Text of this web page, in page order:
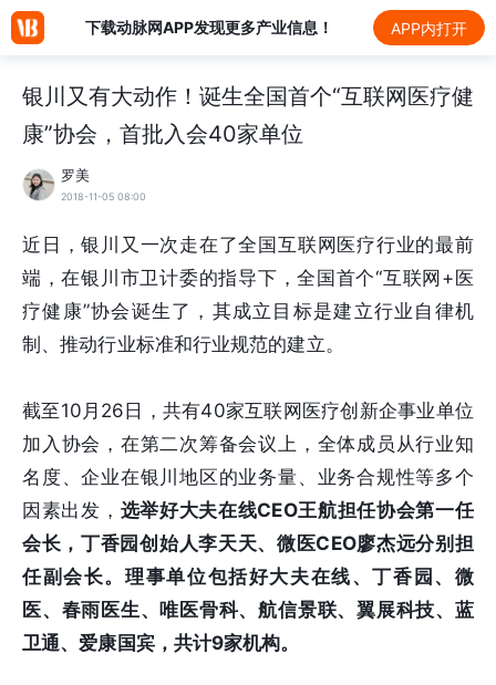
下载动脉网APP发现更多产业信息！ APP内打开
银川又有大动作！诞生全国首个“互联网医疗健
康”协会，首批入会40家单位
罗美
2018-11-05 08:00
近日，银川又一次走在了全国互联网医疗行业的最前
端，在银川市卫计委的指导下，全国首个“互联网+医
疗健康”协会诞生了，其成立目标是建立行业自律机
制、推动行业标准和行业规范的建立。
截至10月26日，共有40家互联网医疗创新企事业单位
加入协会，在第二次筹备会议上，全体成员从行业知
名度、企业在银川地区的业务量、业务合规性等多个
因素出发， 选举好大夫在线CEO王航担任协会第一任
会长，丁香园创始人李天天、微医CEO廖杰远分别担
任副会长。理事单位包括好大夫在线、丁香园、微
医、春雨医生、唯医骨科、航信景联、翼展科技、蓝
卫通、爱康国宾，共计9家机构。